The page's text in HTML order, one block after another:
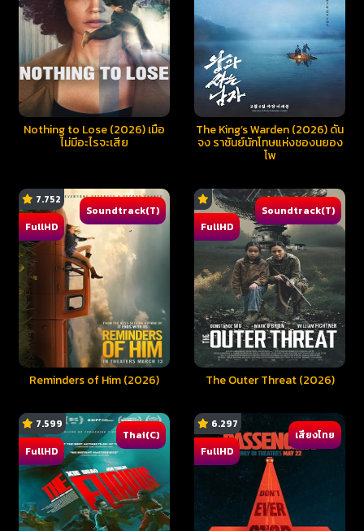
Nothing to Lose (2026) เมื่อ
ไม่มีอะไรจะเสีย
The King’s Warden (2026) ดัน
จง ราชันย์นักโทษแห่งชองนยอง
โพ
7.752
FullHD
Soundtrack(T)
Reminders of Him (2026)
FullHD
Soundtrack(T)
The Outer Threat (2026)
7.599
FullHD
Thai(C)
6.297
FullHD
เสียงไทย